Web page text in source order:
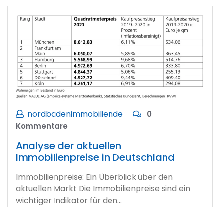
nordbadenimmobiliende
0
Kommentare
Analyse der aktuellen
Immobilienpreise in Deutschland
Immobilienpreise: Ein Überblick über den
aktuellen Markt Die Immobilienpreise sind ein
wichtiger Indikator für den…